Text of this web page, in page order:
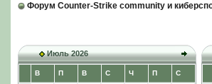
Форум Counter-Strike community и
Июль 2026
В П В С Ч П С